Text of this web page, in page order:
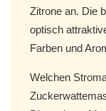
Zitrone an. Die
optisch
Farben und
Welchen